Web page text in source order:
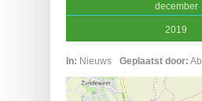
december
2019
In: Nieuws Geplaatst door: Ab